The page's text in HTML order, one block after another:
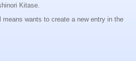
Kitase.
wants to create a new entry in the